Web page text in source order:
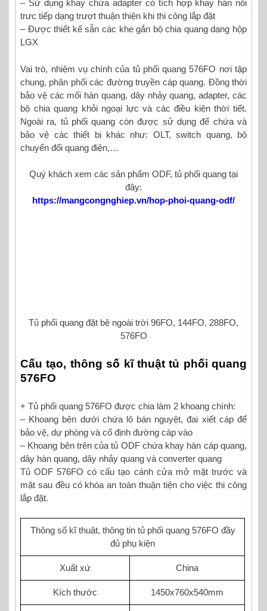
– Sử dụng khay chứa adapter có tích hợp khay hàn nối
trưc tiếp dạng trượt thuận thiện khi thi công lắp đặt
– Được thiết kế sẵn các khe gắn bộ chia quang dạng hộp
LGX
Vai trò, nhiệm vụ chính của tủ phối quang 576FO nơi tập
chung, phân phối các đường truyền cáp quang. Đồng thời
bảo vệ các mối hàn quang, dây nhảy quang, adapter, các
bộ chia quang khỏi ngoại lực và các điều kiện thời tiết.
Ngoài ra, tủ phối quang còn được sử dụng để chứa và
bảo vệ các thiết bị khác như: OLT, switch quang, bộ
chuyển đổi quang điện,…
Quý khách xem các sản phẩm ODF, tủ phối quang tại
đây:
https://mangcongnghiep.vn/hop-phoi-quang-odf/
Tủ phối quang đặt bệ ngoài trời 96FO, 144FO, 288FO,
576FO
Cấu tạo, thông số kĩ thuật tủ phối quang
576FO
+ Tủ phối quang 576FO được chia làm 2 khoang chính:
– Khoang bên dưới chứa lô bán nguyệt, đai xiết cáp để
bảo vệ, dự phòng và cố định đường cáp vào
– Khoang bên trên của tủ ODF chứa khay hàn cáp quang,
dây hàn quang, dây nhảy quang và converter quang
Tủ ODF 576FO có cấu tạo cánh cửa mở mặt trước và
mặt sau đều có khóa an toàn thuận tiện cho việc thi công
lắp đặt.
Thông số kĩ thuật, thông tin tủ phối quang 576FO đầy
đủ phụ kiện
Xuất xứ China
Kích thước 1450x760x540mm